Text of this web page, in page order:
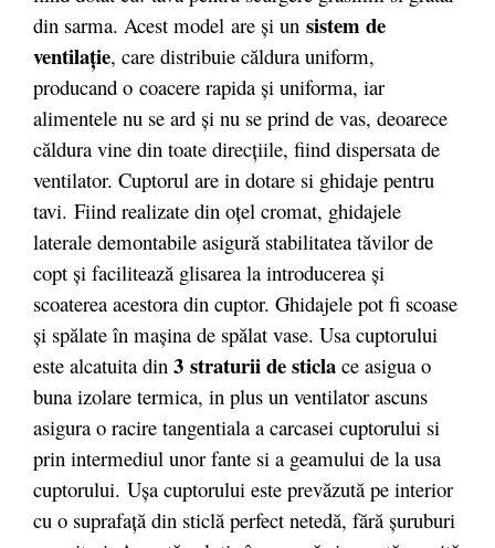
din sarma. Acest model are şi un sistem de
ventilaţie, care distribuie căldura uniform,
producand o coacere rapida şi uniforma, iar
alimentele nu se ard şi nu se prind de vas, deoarece
căldura vine din toate direcţiile, fiind dispersata de
ventilator. Cuptorul are in dotare si ghidaje pentru
tavi. Fiind realizate din oţel cromat, ghidajele
laterale demontabile asigură stabilitatea tăvilor de
copt şi facilitează glisarea la introducerea şi
scoaterea acestora din cuptor. Ghidajele pot fi scoase
şi spălate în maşina de spălat vase. Usa cuptorului
este alcatuita din 3 straturii de sticla ce asigua o
buna izolare termica, in plus un ventilator ascuns
asigura o racire tangentiala a carcasei cuptorului si
prin intermediul unor fante si a geamului de la usa
cuptorului. Uşa cuptorului este prevăzută pe interior
cu o suprafaţă din sticlă perfect netedă, fără şuruburi